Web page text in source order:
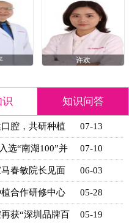
许欢
识 知识问答
腔，共研种植 07-13
选“南湖100”并 07-10
春敏院长见面 06-03
合作研修中心 05-28
获“深圳品牌百 05-19